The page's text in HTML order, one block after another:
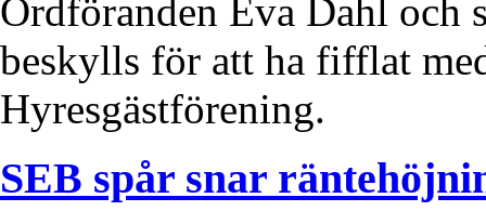
Ordföranden Eva Dahl och
beskylls för att ha fifflat
Hyresgästförening.
SEB spår snar